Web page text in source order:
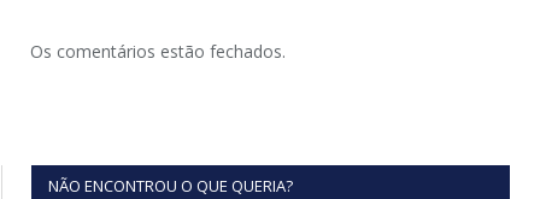
Os comentários estão fechados.
NÃO ENCONTROU O QUE QUERIA?